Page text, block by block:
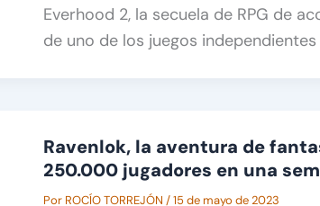
Everhood 2, la secuela de RPG de
de uno de los juegos
Ravenlok, la aventura de
250.000 jugadores en una
Por ROCÍO TORREJÓN /15 de mayo de 2023